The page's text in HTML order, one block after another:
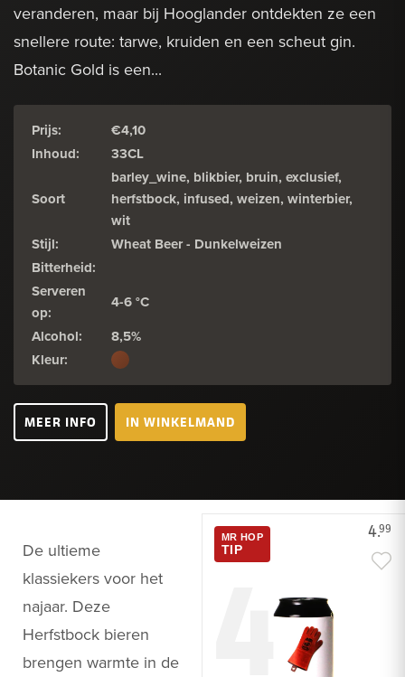
veranderen, maar bij Hooglander ontdekten ze een
snellere route: tarwe, kruiden en een scheut gin.
Botanic Gold is een...
Prijs:
€4,10
Inhoud:
33CL
Soort
barley_wine, blikbier, bruin, exclusief,
herfstbock, infused, weizen, winterbier,
wit
Stijl:
Wheat Beer - Dunkelweizen
Bitterheid:
Serveren
op:
4-6 °C
Alcohol:
8,5%
Kleur:
MEER INFO IN WINKELMAND
De ultieme
klassiekers voor het
najaar. Deze
Herfstbock bieren
brengen warmte in de
4
4.99
MR HOP
TIP